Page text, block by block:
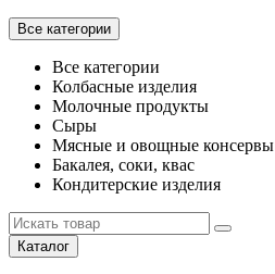
Все категории
Все категории
Колбасные изделия
Молочные продукты
Сыры
Мясные и овощные консервы
Бакалея, соки, квас
Кондитерские изделия
Каталог